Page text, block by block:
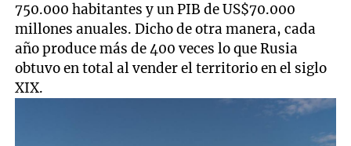
750.000 habitantes y un PIB de US$70.000
millones anuales. Dicho de otra manera, cada
año produce más de 400 veces lo que Rusia
obtuvo en total al vender el territorio en el siglo
XIX.